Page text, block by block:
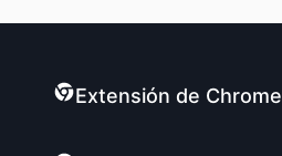
Extensión de Chrome